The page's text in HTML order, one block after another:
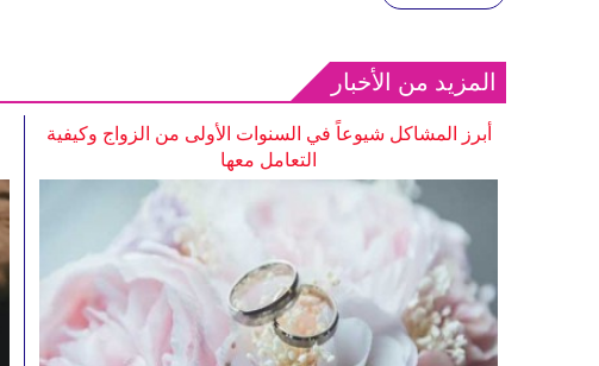
المزيد من الأخبار
أبرز المشاكل شيوعاً في السنوات الأولى من الزواج وكيفية
التعامل معها